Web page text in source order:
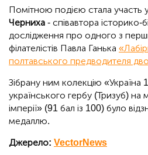
Помітною подією стала участь
Черниха - співавтора історико-
дослідження про одного з
філателістів Павла Ганька
полтавського предводителя
Зібрану ним колекцію «Україна
українського гербу (Тризуб) на
імперії» (91 бал із 100) було
медаллю.
Джерело: VectorNews